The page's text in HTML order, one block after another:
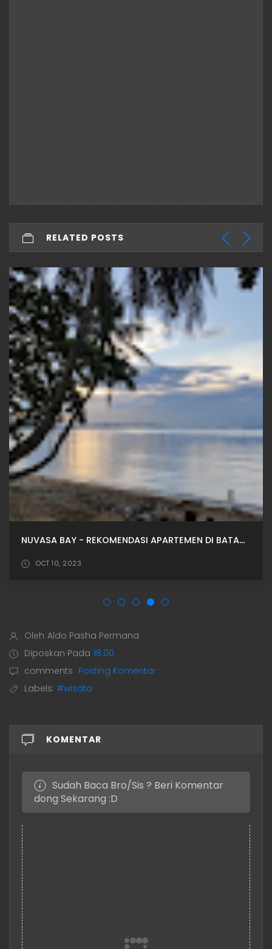
RELATED POSTS
NUVASA BAY - REKOMENDASI APARTEMEN DI BATAM DARI SINAR MAS LAND
OCT 10, 2023
Oleh Aldo Pasha Permana
Diposkan Pada 18.00
comments Posting Komentar
Labels: #wisata
KOMENTAR
Sudah Baca Bro/Sis ? Beri Komentar
dong Sekarang :D